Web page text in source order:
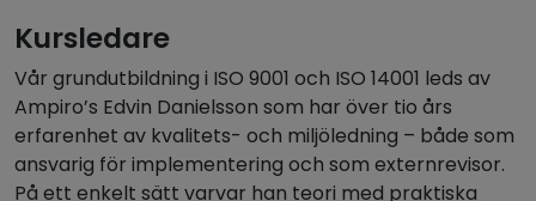
Kursledare
Vår grundutbildning i ISO 9001 och ISO 14001 leds av
Ampiro’s Edvin Danielsson som har över tio års
erfarenhet av kvalitets- och miljöledning – både som
ansvarig för implementering och som externrevisor.
På ett enkelt sätt varvar han teori med praktiska